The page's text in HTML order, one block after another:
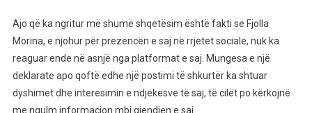
Ajo që ka ngritur më shumë shqetësim është fakti se Fjolla
Morina, e njohur për prezencën e saj në rrjetet sociale, nuk ka
reaguar ende në asnjë nga platformat e saj. Mungesa e një
deklarate apo qoftë edhe një postimi të shkurtër ka shtuar
dyshimet dhe interesimin e ndjekësve të saj, të cilët po kërkojnë
me ngulm informacion mbi gjendjen e saj.